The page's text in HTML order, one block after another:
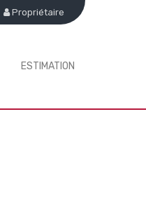
Propriétaire
ESTIMATION